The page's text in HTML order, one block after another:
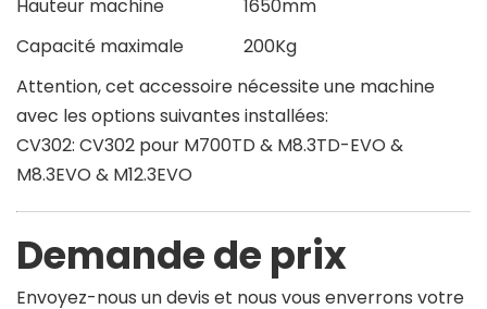
Hauteur machine
1650mm
Capacité maximale
200Kg
Attention, cet accessoire nécessite une machine
avec les options suivantes installées:
CV302: CV302 pour M700TD & M8.3TD-EVO &
M8.3EVO & M12.3EVO
Demande de prix
Envoyez-nous un devis et nous vous enverrons votre